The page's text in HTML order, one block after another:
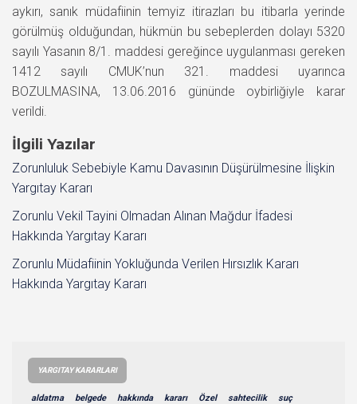
aykırı, sanık müdafiinin temyiz itirazları bu itibarla yerinde
görülmüş olduğundan, hükmün bu sebeplerden dolayı 5320
sayılı Yasanın 8/1. maddesi gereğince uygulanması gereken
1412 sayılı CMUK’nun 321. maddesi uyarınca
BOZULMASINA, 13.06.2016 gününde oybirliğiyle karar
verildi.
İlgili Yazılar
Zorunluluk Sebebiyle Kamu Davasının Düşürülmesine İlişkin
Yargıtay Kararı
Zorunlu Vekil Tayini Olmadan Alınan Mağdur İfadesi
Hakkında Yargıtay Kararı
Zorunlu Müdafiinin Yokluğunda Verilen Hırsızlık Kararı
Hakkında Yargıtay Kararı
YARGITAY KARARLARI
aldatma belgede hakkında kararı Özel sahtecilik suç